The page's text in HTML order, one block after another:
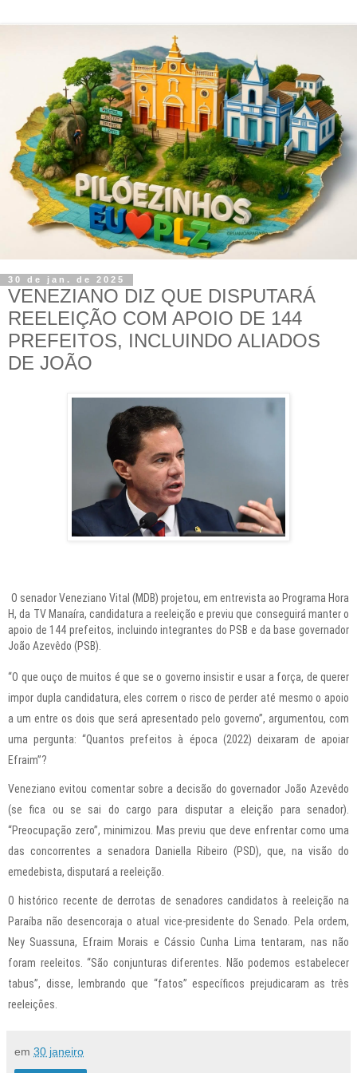
30 de jan. de 2025
VENEZIANO DIZ QUE DISPUTARÁ
REELEIÇÃO COM APOIO DE 144
PREFEITOS, INCLUINDO ALIADOS
DE JOÃO
O senador Veneziano Vital (MDB) projetou, em entrevista ao Programa Hora
H, da TV Manaíra, candidatura a reeleição e previu que conseguirá manter o
apoio de 144 prefeitos, incluindo integrantes do PSB e da base governador
João Azevêdo (PSB).
“O que ouço de muitos é que se o governo insistir e usar a força, de querer
impor dupla candidatura, eles correm o risco de perder até mesmo o apoio
a um entre os dois que será apresentado pelo governo”, argumentou, com
uma pergunta: “Quantos prefeitos à época (2022) deixaram de apoiar
Efraim”?
Veneziano evitou comentar sobre a decisão do governador João Azevêdo
(se fica ou se sai do cargo para disputar a eleição para senador).
“Preocupação zero”, minimizou. Mas previu que deve enfrentar como uma
das concorrentes a senadora Daniella Ribeiro (PSD), que, na visão do
emedebista, disputará a reeleição.
O histórico recente de derrotas de senadores candidatos à reeleição na
Paraíba não desencoraja o atual vice-presidente do Senado. Pela ordem,
Ney Suassuna, Efraim Morais e Cássio Cunha Lima tentaram, nas não
foram reeleitos. “São conjunturas diferentes. Não podemos estabelecer
tabus”, disse, lembrando que “fatos” específicos prejudicaram as três
reeleições.
em 30 janeiro